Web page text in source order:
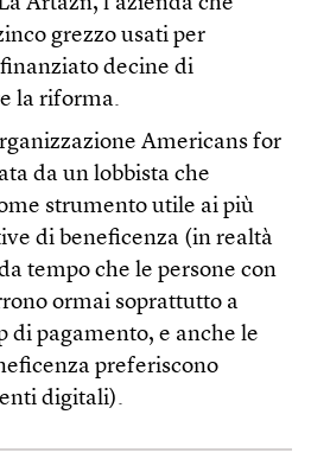
Artazn, l’azienda che
grezzo usati per
decine di
la riforma.
Americans for
da un lobbista che
strumento utile ai più
di beneficenza (in realtà
tempo che le persone con
ormai soprattutto a
di pagamento, e anche le
preferiscono
digitali).